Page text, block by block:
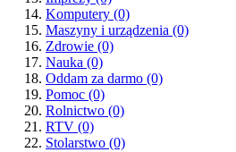
Komputery (0)
Maszyny i urządzenia (0)
Zdrowie (0)
Nauka (0)
Oddam za darmo (0)
Pomoc (0)
Rolnictwo (0)
RTV (0)
Stolarstwo (0)